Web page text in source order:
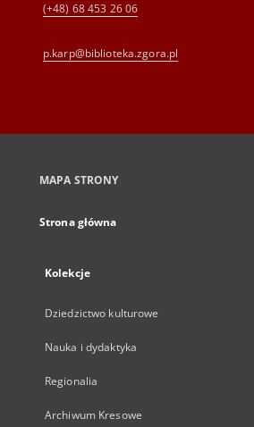
(+48) 68 453 26 06
p.karp@biblioteka.zgora.pl
MAPA STRONY
Strona główna
Kolekcje
Dziedzictwo kulturowe
Nauka i dydaktyka
Regionalia
Archiwum Kresowe